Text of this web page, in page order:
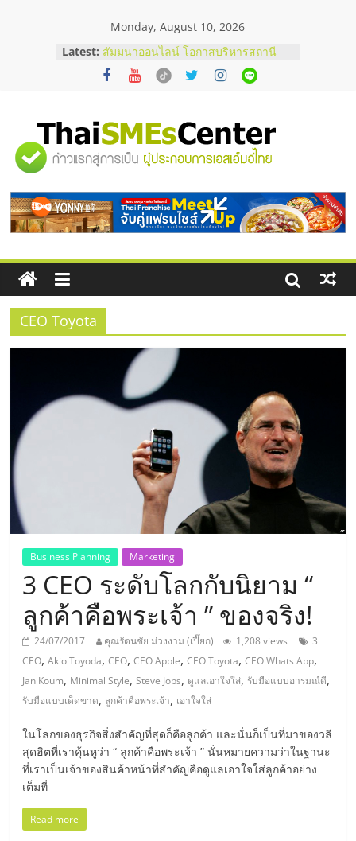
Monday, August 10, 2026
Latest: สัมมนาออนไลน์ โอกาสบริหารสถานี
บริการน้ำมัน Shell
คู่มือผู้ซื้อ เลือกเว็บปั้มไลค์อย่างไรให้
วิเคราะห์ข้อดีและข้อควรพิจารณา
FAQ รวมคำถามยอดฮิตเกี่ยวกับการ
ปั้มฟอลติ๊กตอกที่เจ้าของธุรกิจควรรู้
เริ่มยังไงให้ผ่านฉลุย
"ศูนย์
รวม
ข้อมูล
ธุรกิจ
SME
ประเทศไทย,
ThaiSMEsCenter,
รวม
ธุรกิจ
เอ
ส
เอ็
มอี
ไทย,
SMEs,
CEO Toyota
Business Planning Marketing
3 CEO ระดับโลกกับนิยาม “
ลูกค้าคือพระเจ้า ” ของจริง!
24/07/2017 คุณรัตนชัย ม่วงงาม (เปี๊ยก) 1,208 views
3
CEO,Akio Toyoda,CEO,CEO Apple,CEO Toyota,CEO Whats App,
Jan Koum, Minimal Style,Steve Jobs, ดูแลเอาใจใส่, รับมือแบบอารมณ์ดี,
รับมือแบบเด็ดขาด, ลูกค้าคือพระเจ้า, เอาใจใส่
ในโลกของธุรกิจสิ่งสำคัญที่สุดก็คือลูกค้า และนั่นก็เป็นที่มาของวลี
สุดฮิตที่เราคุ้นหูว่า “ ลูกค้าคือพระเจ้า ” นั่นหมายความว่าในฐานะ
ที่เราเป็นเจ้าของสินค้าหน้าที่สำคัญคือดูแลเอาใจใส่ลูกค้าอย่าง
เต็มที่
Read more